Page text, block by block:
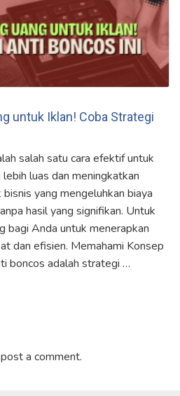
untuk Iklan! Coba Strategi
salah satu cara efektif untuk
luas dan meningkatkan
yang mengeluhkan biaya
hasil yang signifikan. Untuk
bagi Anda untuk menerapkan
dan efisien. Memahami Konsep
boncos adalah strategi …
a comment.